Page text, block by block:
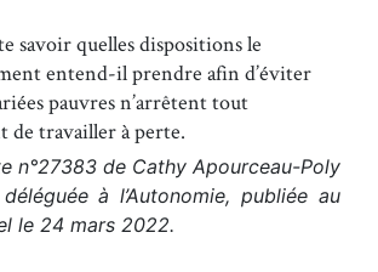
savoir quelles dispositions le
entend-il prendre afin d’éviter
pauvres n’arrêtent tout
de travailler à perte.
n°27383 de Cathy Apourceau-Poly
à l’Autonomie, publiée au
le 24 mars 2022.